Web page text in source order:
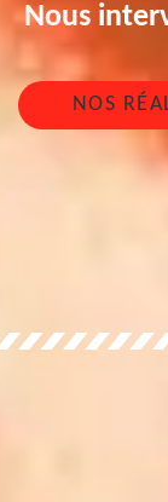
Nous
NOS